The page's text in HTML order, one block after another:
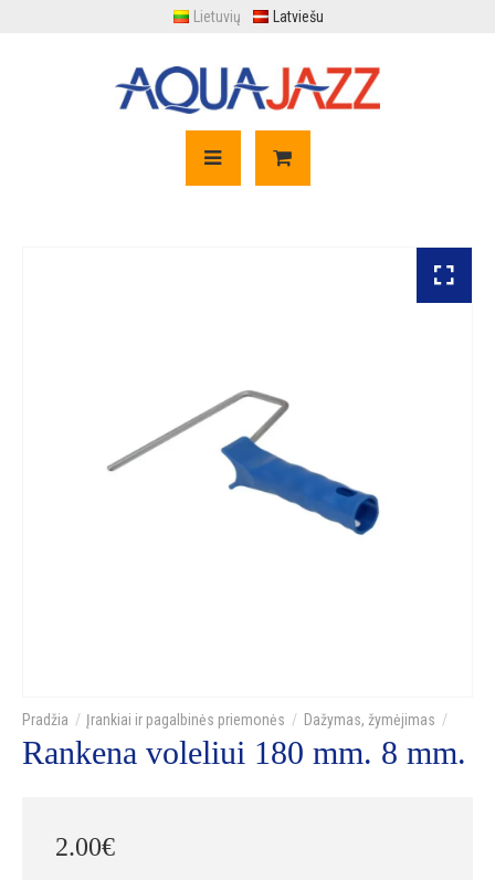
Lietuvių Latviešu
Įrankiai ir pagalbinės priemonės Dažymas, žymėjimas
Rankena voleliui 180 mm. 8 mm.
2.00€